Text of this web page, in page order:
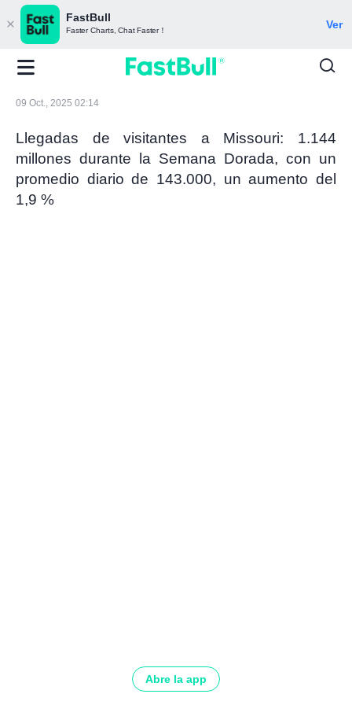
FastBull
Faster Charts, Chat Faster！ Ver
09 Oct., 2025 02:14
Llegadas de visitantes a Missouri: 1.144
millones durante la Semana Dorada, con un
promedio diario de 143.000, un aumento del
1,9 %
Abre la app